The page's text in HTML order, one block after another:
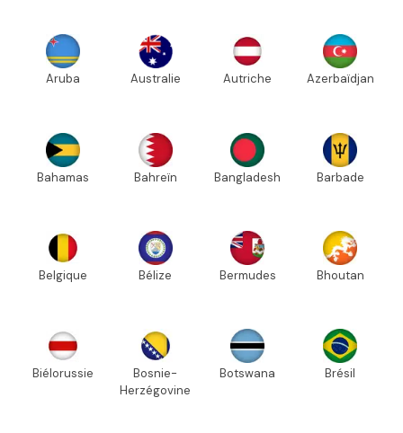
Aruba Australie Autriche Azerbaïdjan
Bahamas Bahreïn Bangladesh Barbade
Belgique Bélize Bermudes Bhoutan
Biélorussie
Bosnie-
Herzégovine
Botswana Brésil